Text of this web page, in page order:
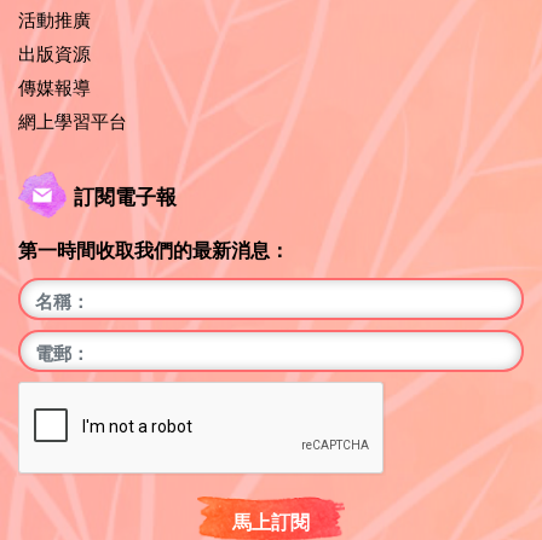
活動推廣
出版資源
傳媒報導
網上學習平台
訂閱電子報
第一時間收取我們的最新消息：
馬上訂閱